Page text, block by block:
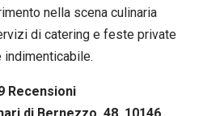
nella scena culinaria
di catering e feste private
indimenticabile.
Recensioni